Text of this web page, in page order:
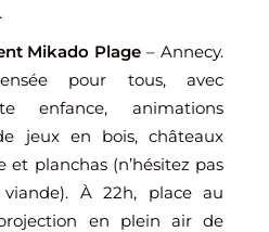
Mikado Plage – Annecy.
pour tous, avec
enfance, animations
jeux en bois, châteaux
et planchas (n’hésitez pas
À 22h, place au
en plein air de